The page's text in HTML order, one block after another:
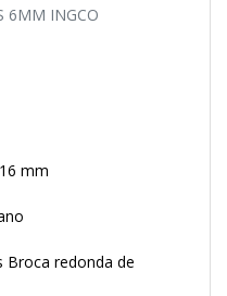
6MM INGCO
mm
Broca redonda de